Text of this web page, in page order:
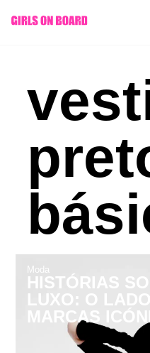
conteúdo
Moda
HISTÓRIAS
LUXO: O
MARCAS